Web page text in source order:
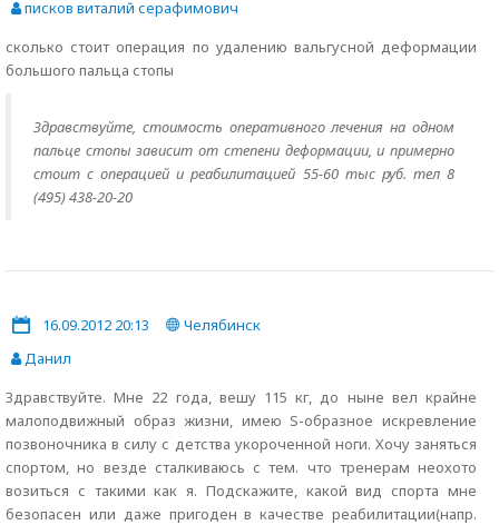
писков виталий серафимович
сколько стоит операция по удалению вальгусной деформации
большого пальца стопы
Здравствуйте, стоимость оперативного лечения на одном
пальце стопы зависит от степени деформации, и примерно
стоит с операцией и реабилитацией 55-60 тыс руб. тел 8
(495) 438-20-20
16.09.2012 20:13
Челябинск
Данил
Здравствуйте. Мне 22 года, вешу 115 кг, до ныне вел крайне
малоподвижный образ жизни, имею S-образное искревление
позвоночника в силу с детства укороченной ноги. Хочу заняться
спортом, но везде сталкиваюсь с тем. что тренерам неохото
возиться с такими как я. Подскажите, какой вид спорта мне
безопасен или даже пригоден в качестве реабилитации(напр.